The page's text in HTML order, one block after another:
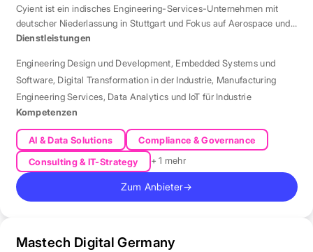
Cyient ist ein indisches Engineering-Services-Unternehmen mit
deutscher Niederlassung in Stuttgart und Fokus auf Aerospace und
Automotive.
Dienstleistungen
Engineering Design und Development, Embedded Systems und
Software, Digital Transformation in der Industrie, Manufacturing
Engineering Services, Data Analytics und IoT für Industrie
Kompetenzen
AI & Data Solutions
Compliance & Governance
Consulting & IT-Strategy
+ 1 mehr
Zum Anbieter→
Mastech Digital Germany